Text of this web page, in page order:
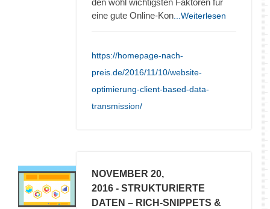
eine gute Online-Kon ...Weiterlesen
https://homepage-nach-
preis.de/2016/11/10/website-
optimierung-client-based-data-
transmission/
NOVEMBER 20,
2016 - STRUKTURIERTE
DATEN – RICH-SNIPPETS &